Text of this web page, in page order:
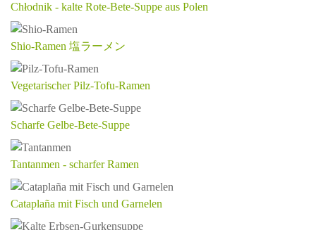
Chłodnik - kalte Rote-Bete-Suppe aus Polen
Shio-Ramen 塩ラーメン
Vegetarischer Pilz-Tofu-Ramen
Scharfe Gelbe-Bete-Suppe
Tantanmen - scharfer Ramen
Cataplaña mit Fisch und Garnelen